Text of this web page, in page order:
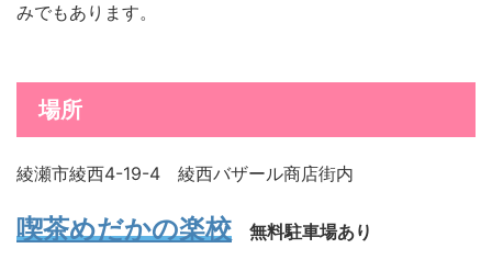
みでもあります。
場所
綾瀬市綾西4-19-4 綾西バザール商店街内
喫茶めだかの楽校 無料駐車場あり